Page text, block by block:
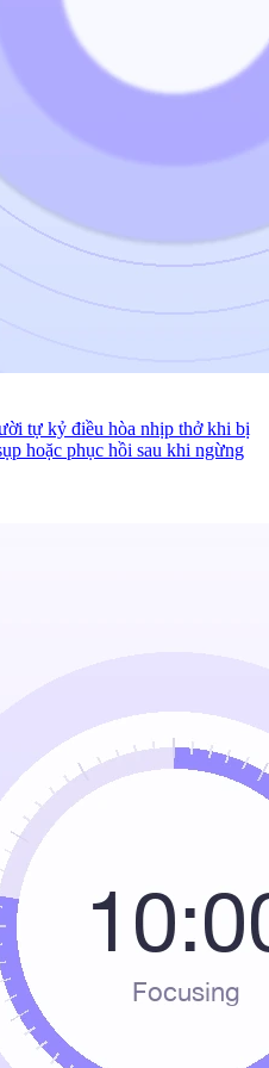
tự kỷ điều hòa nhịp thở khi bị
hoặc phục hồi sau khi ngừng